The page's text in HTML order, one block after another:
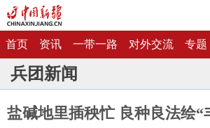
首页 资讯 一带一路 对外交流 专题
兵团新闻
盐碱地里插秧忙 良种良法绘“